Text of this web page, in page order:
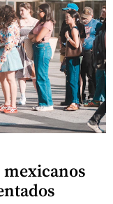
mexicanos